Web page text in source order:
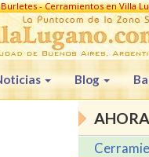
- Cerramientos en Villa
Blog